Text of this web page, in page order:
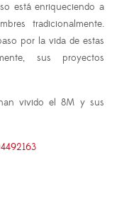
está enriqueciendo a
tradicionalmente.
por la vida de estas
sus proyectos
vivido el 8M y sus